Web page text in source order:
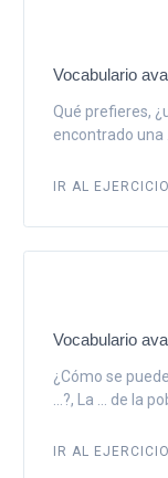
Vocabulario
Qué prefieres,
encontrado una
IR AL EJERCICIO
Vocabulario
¿Cómo se
...?, La ... de la
IR AL EJERCICIO